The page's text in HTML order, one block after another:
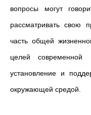
вопросы могут
рассматривать свою
часть общей
целей современной
установление и
окружающей средой.